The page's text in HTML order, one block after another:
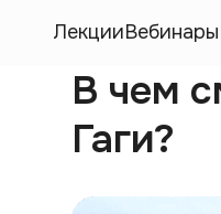
ЛекцииВебинары
В чем
Гаги?